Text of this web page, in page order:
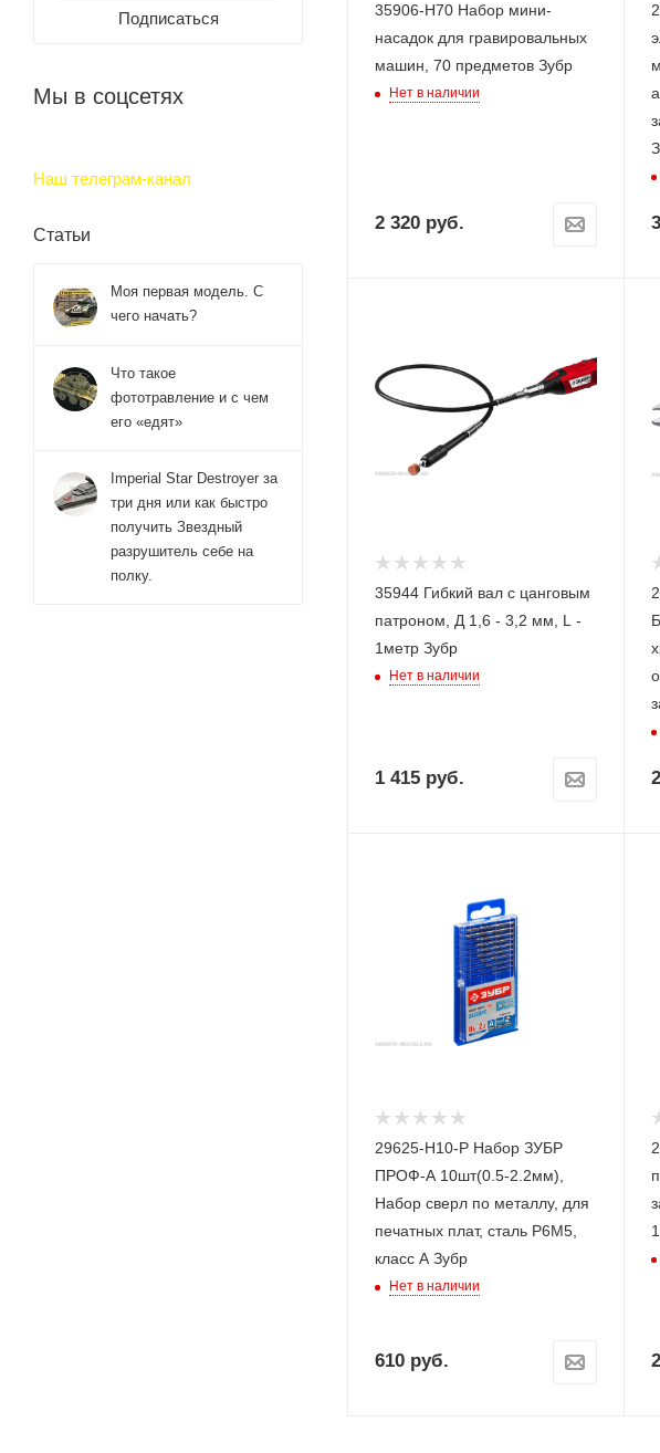
35906-H70 Набор мини-
насадок для гравировальных
машин, 70 предметов Зубр
Нет в наличии
2 320 руб.
35944 Гибкий вал с цанговым
патроном, Д 1,6 - 3,2 мм, L -
1метр Зубр
Нет в наличии
1 415 руб.
29625-H10-P Набор ЗУБР
ПРОФ-А 10шт(0.5-2.2мм),
Набор сверл по металлу, для
печатных плат, сталь Р6М5,
класс А Зубр
Нет в наличии
610 руб.
Подписаться
Мы в соцсетях
Наш телеграм-канал
Статьи
Моя первая модель. С
чего начать?
Что такое
фототравление и с чем
его «едят»
Imperial Star Destroyer за
три дня или как быстро
получить Звездный
разрушитель себе на
полку.